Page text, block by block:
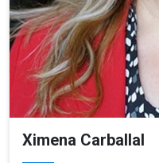
Ximena Carballal